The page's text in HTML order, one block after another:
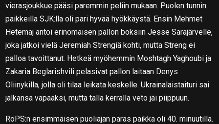
vierasjoukkue pääsi paremmin peliin mukaan. Puolen tunnin
paikkeilla SJK:lla oli pari hyvää hyökkäystä. Ensin Mehmet
Hetemaj antoi erinomaisen pallon boksiin Jesse Sarajärvelle,
joka jatkoi vielä Jeremiah Strengiä kohti, mutta Streng ei
palloa tavoittanut. Hetkeä myöhemmin Moshtagh Yaghoubi ja
Zakaria Beglarishvili pelasivat pallon laitaan Denys
Oliinykilla, jolla oli tilaa leikata keskelle. Ukrainalaistaituri sai
jalkansa vapaaksi, mutta tällä kerralla veto jäi piippuun.
RoPS:n ensimmäisen puoliajan paras paikka oli 40. minuutilla.